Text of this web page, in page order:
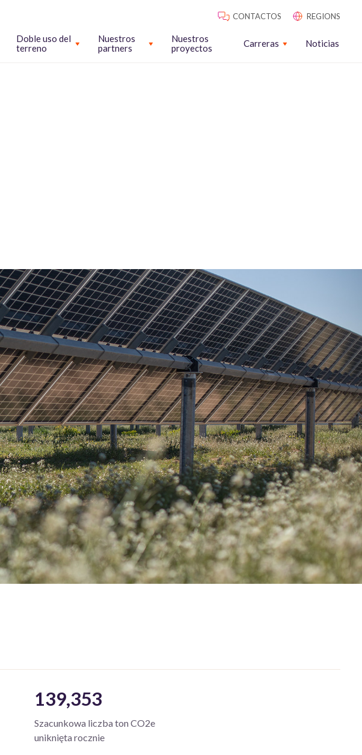
CONTACTOS REGIONS
Doble uso del
terreno
Nuestros
partners
Nuestros
proyectos
Carreras Noticias
139,353
Szacunkowa liczba ton CO2e
uniknięta rocznie